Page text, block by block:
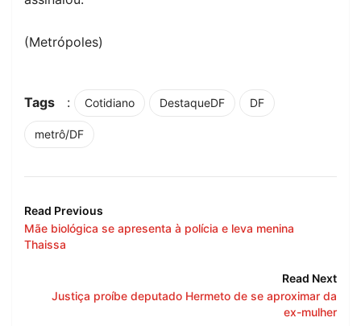
(Metrópoles)
Tags : Cotidiano DestaqueDF DF
metrô/DF
Read Previous
Mãe biológica se apresenta à polícia e leva menina
Thaissa
Read Next
Justiça proíbe deputado Hermeto de se aproximar da
ex-mulher